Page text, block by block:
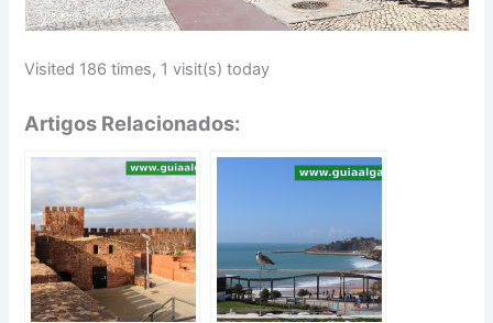
Visited 186 times, 1 visit(s) today
Artigos Relacionados: